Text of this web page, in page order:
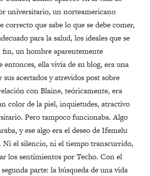
universitario, un norteamericano
que sabe lo que se debe comer,
para la salud, los ideales que se
fin, un hombre aparentemente
entonces, ella vivía de su blog, era una
acertados y atrevidos post sobre
con Blaine, teóricamente, era
color de la piel, inquietudes, atractivo
Pero tampoco funcionaba. Algo
y ese algo era el deseo de Ifemelu
Ni el silencio, ni el tiempo transcurrido,
los sentimientos por Techo. Con el
parte: la búsqueda de una vida